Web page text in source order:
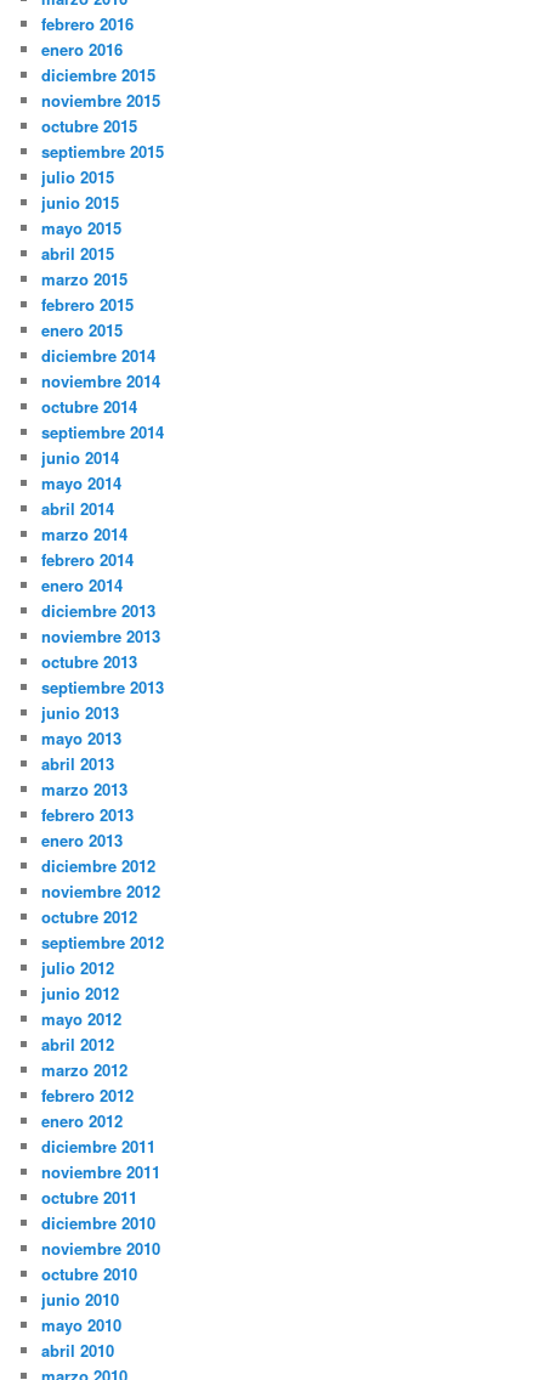
febrero 2016
enero 2016
diciembre 2015
noviembre 2015
octubre 2015
septiembre 2015
julio 2015
junio 2015
mayo 2015
abril 2015
marzo 2015
febrero 2015
enero 2015
diciembre 2014
noviembre 2014
octubre 2014
septiembre 2014
junio 2014
mayo 2014
abril 2014
marzo 2014
febrero 2014
enero 2014
diciembre 2013
noviembre 2013
octubre 2013
septiembre 2013
junio 2013
mayo 2013
abril 2013
marzo 2013
febrero 2013
enero 2013
diciembre 2012
noviembre 2012
octubre 2012
septiembre 2012
julio 2012
junio 2012
mayo 2012
abril 2012
marzo 2012
febrero 2012
enero 2012
diciembre 2011
noviembre 2011
octubre 2011
diciembre 2010
noviembre 2010
octubre 2010
junio 2010
mayo 2010
abril 2010